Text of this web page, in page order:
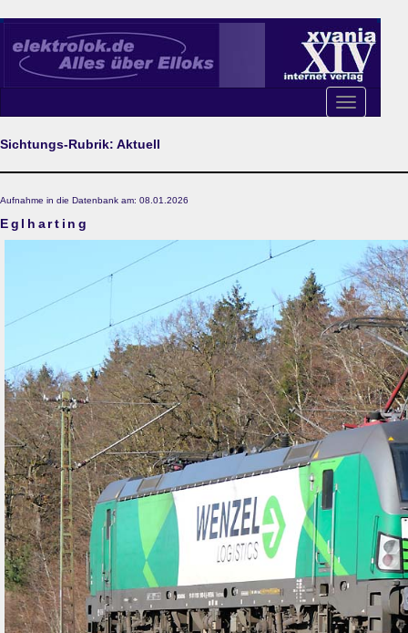
Toggle
navigation
Sichtungs-Rubrik: Aktuell
Aufnahme in die Datenbank am: 08.01.2026
Eglharting